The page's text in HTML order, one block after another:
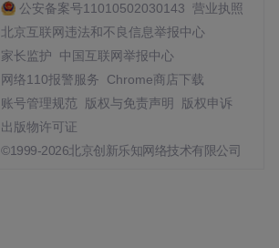
公安备案号11010502030143 营业执照
北京互联网违法和不良信息举报中心
家长监护
中国互联网举报中心
网络110报警服务
Chrome商店下载
账号管理规范
版权与免责声明
版权申诉
出版物许可证
©1999-2026北京创新乐知网络技术有限公司